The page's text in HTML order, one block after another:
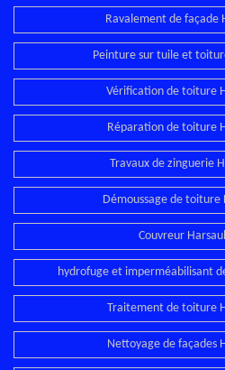
Ravalement de façade
Peinture sur tuile et
Vérification de toiture
Réparation de toiture
Travaux de zinguerie
Démoussage de toiture
Couvreur
hydrofuge et imperméabilisant
Traitement de toiture
Nettoyage de façades